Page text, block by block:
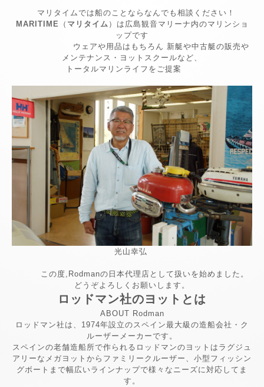
マリタイムでは船のことならなんでも相談ください！
MARITIME （ マリタイム ）は広島観音マリーナ内のマリンショ
ップです
ウェアや用品はもちろん 新艇や中古艇の販売や
メンテナンス・ヨットスクールなど、
トータルマリンライフをご提案
光山幸弘
この度,Rodmanの日本代理店として扱いを始めました。
どうぞよろしくお願いします。
ロッドマン社のヨットとは
ABOUT Rodman
ロッドマン社は、1974年設立のスペイン最大級の造船会社・ク
ルーザーメーカーです。
スペインの老舗造船所で作られるロッドマンのヨットはラグジュ
アリーなメガヨットからファミリークルーザー、小型フィッシン
グボートまで幅広いラインナップで様々なニーズに対応してま
す。